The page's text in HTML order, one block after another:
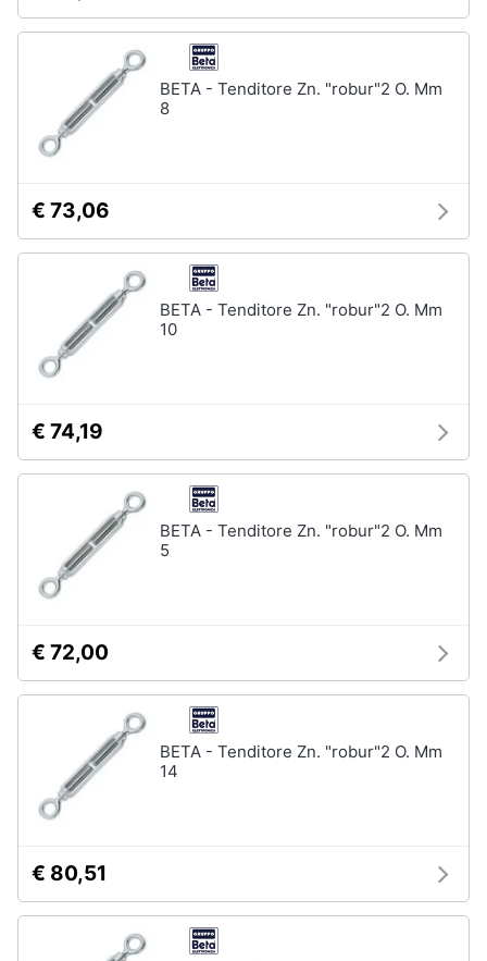
BETA - Tenditore Zn. "robur"2 O. Mm
8
€ 73,06
BETA - Tenditore Zn. "robur"2 O. Mm
10
€ 74,19
BETA - Tenditore Zn. "robur"2 O. Mm
5
€ 72,00
BETA - Tenditore Zn. "robur"2 O. Mm
14
€ 80,51